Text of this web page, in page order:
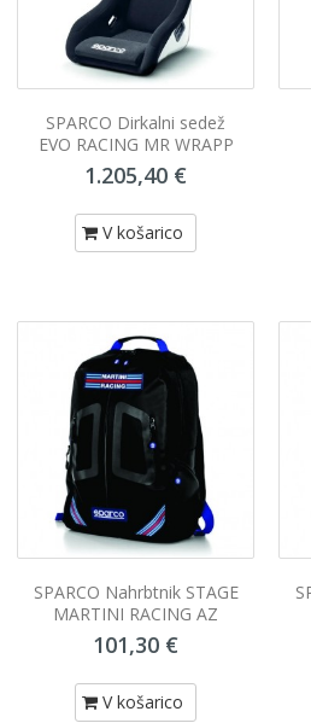
SPARCO Dirkalni sedež
EVO RACING MR WRAPP
1.205,40 €
V košarico
SPARCO Nahrbtnik STAGE
MARTINI RACING AZ
101,30 €
V košarico